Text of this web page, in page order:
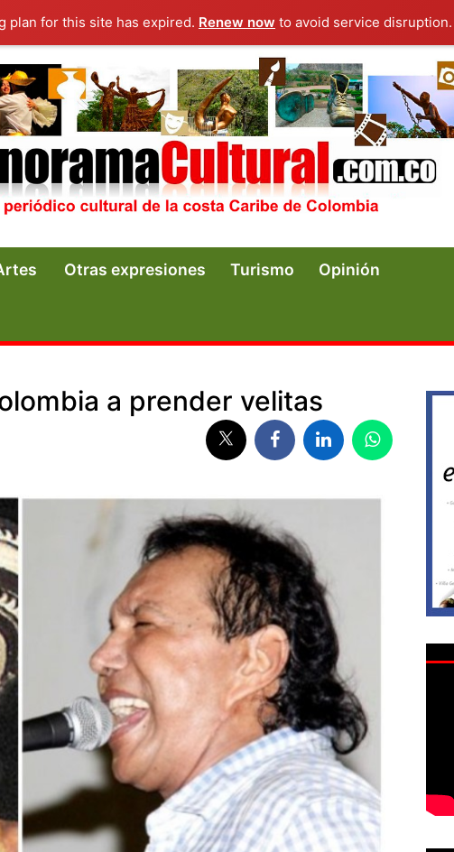
plan for this site has expired. Renew now to avoid service disruption.
Otras expresiones Turismo Opinión
a prender velitas